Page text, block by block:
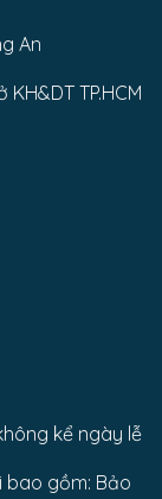
An
TP.HCM
kể ngày lễ
bao gồm: Bảo